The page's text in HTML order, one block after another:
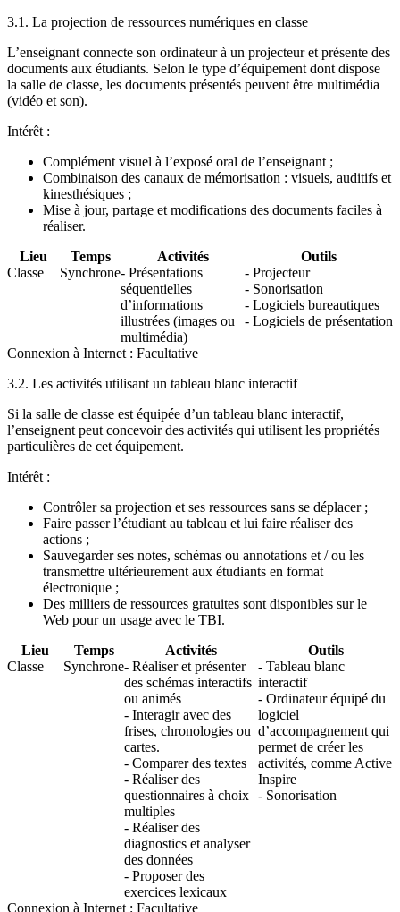
3.1. La projection de ressources numériques en classe
L’enseignant connecte son ordinateur à un projecteur et présente des
documents aux étudiants. Selon le type d’équipement dont dispose
la salle de classe, les documents présentés peuvent être multimédia
(vidéo et son).
Intérêt :
Complément visuel à l’exposé oral de l’enseignant ;
Combinaison des canaux de mémorisation : visuels, auditifs et
kinesthésiques ;
Mise à jour, partage et modifications des documents faciles à
réaliser.
Lieu
Temps Activités
Outils
Classe
Synchrone- Présentations
séquentielles
d’informations
illustrées (images ou
multimédia)
- Projecteur
- Sonorisation
- Logiciels bureautiques
- Logiciels de présentation
Connexion à Internet : Facultative
3.2. Les activités utilisant un tableau blanc interactif
Si la salle de classe est équipée d’un tableau blanc interactif,
l’enseignent peut concevoir des activités qui utilisent les propriétés
particulières de cet équipement.
Intérêt :
Contrôler sa projection et ses ressources sans se déplacer ;
Faire passer l’étudiant au tableau et lui faire réaliser des
actions ;
Sauvegarder ses notes, schémas ou annotations et / ou les
transmettre ultérieurement aux étudiants en format
électronique ;
Des milliers de ressources gratuites sont disponibles sur le
Web pour un usage avec le TBI.
Lieu
Temps Activités
Outils
Classe
Synchrone- Réaliser et présenter
des schémas interactifs
ou animés
- Interagir avec des
frises, chronologies ou
cartes.
- Comparer des textes
- Réaliser des
questionnaires à choix
multiples
- Réaliser des
diagnostics et analyser
des données
- Proposer des
exercices lexicaux
- Tableau blanc
interactif
- Ordinateur équipé du
logiciel
d’accompagnement qui
permet de créer les
activités, comme Active
Inspire
- Sonorisation
Connexion à Internet : Facultative